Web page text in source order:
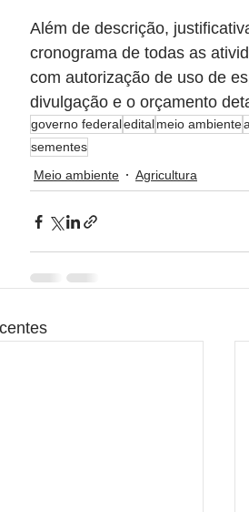
Além de descrição,
cronograma de todas as
com autorização de uso de
divulgação e o orçamento
governo federaleditalmeio ambiente
sementes
Meio ambiente
Agricultura